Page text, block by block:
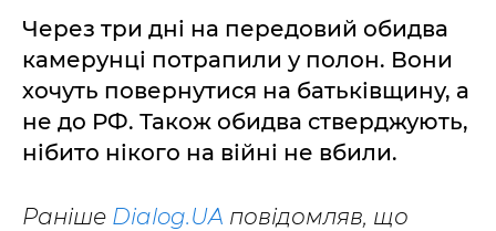
Через три дні на передовий обидва
камерунці потрапили у полон. Вони
хочуть повернутися на батьківщину, а
не до РФ. Також обидва стверджують,
нібито нікого на війні не вбили.
Раніше Dialog.UA повідомляв, що